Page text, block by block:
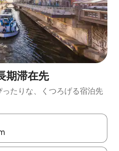
期滞在先
たりな、くつろげる宿泊先
上下の矢印キーを使って移動するか